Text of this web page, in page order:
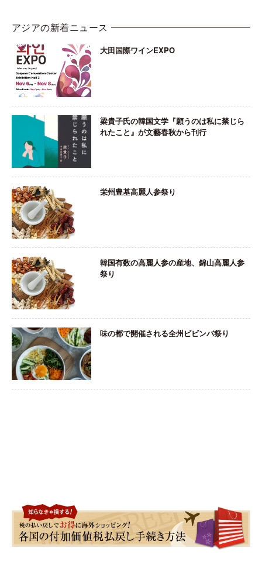
アジアの新着ニュース
大田国際ワインEXPO
梁貴子氏の韓国文学『願うのは私に禁じら
れたこと』が文藝春秋から刊行
栄州豊基高麗人参祭り
韓国有数の高麗人参の産地、錦山高麗人参
祭り
味の都で開催される全州ビビンバ祭り